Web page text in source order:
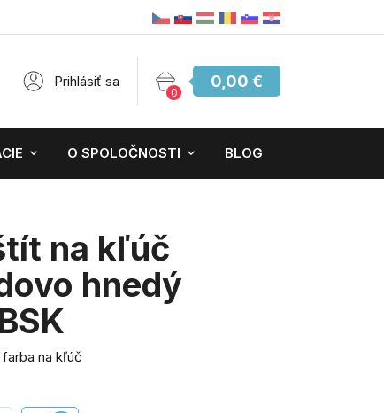
Prihlásiť sa
0
0,00 €
O SPOLOČNOSTI BLOG
na kľúč
hnedý
na kľúč